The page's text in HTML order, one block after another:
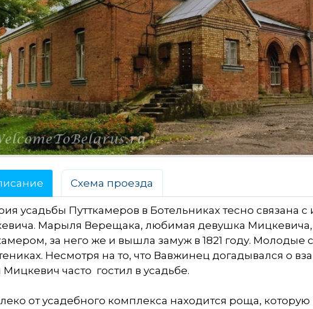
Схема проезда
усадьбы Путткамеров в Ботельниках тесно связана
Марыля Верещака, любимая девушка
за него же и вышла замуж в 1821 году. Молодые
Несмотря на то, что Вавжинец догадывался о
часто гостил в усадьбе.
от усадебного комплекса находится роща, которую